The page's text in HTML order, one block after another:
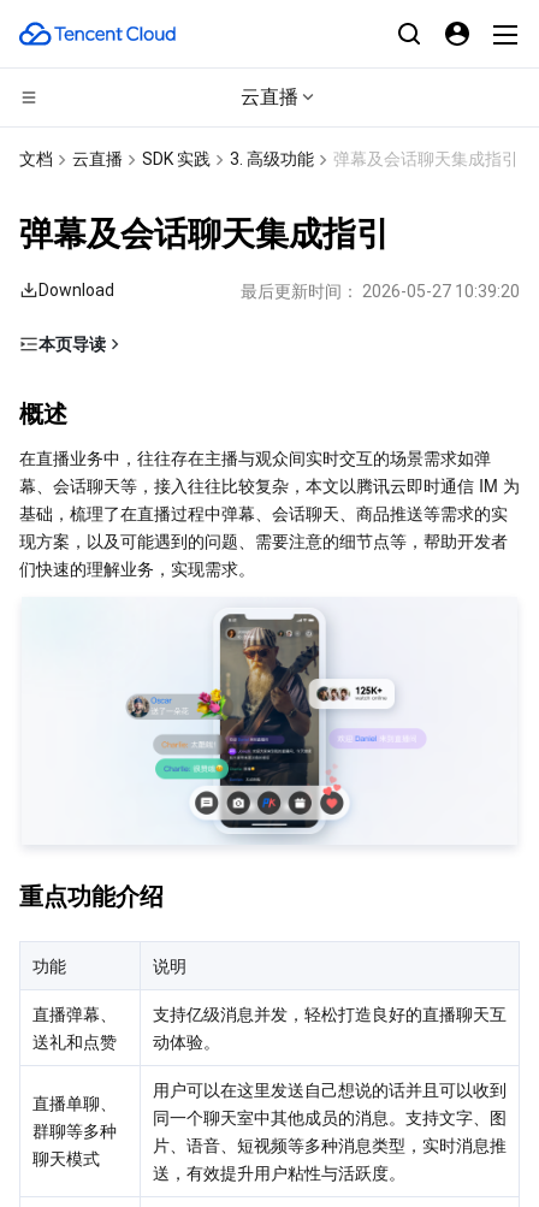
云直播
CDN与边缘平台
内容分发网络 CDN
多网聚合加速（腾讯云聚通）
云服务器
专用宿主机
弹性伸缩
边缘计算
服务网格
容器镜像服务
本地专用集群
边缘可用区
微服务
弹性微服务
Serverless
云数据库 SQL Server
关系型数据库TDSQL
TDSQL Boundless
云数据库 MongoDB
游戏数据库 TcaplusDB
云数据库 Tendis
时序数据库 CTSDB
数据传输服务
数据库专家服务
数据库智能管家 DBbrain
数据库管理中心
网络
私有网络
负载均衡
网关负载均衡
数据安全
数据安全治理中心
密钥管理系统
业务安全
文档 云直播 SDK 实践 3. 高级功能 弹幕及会话聊天集成指引
弹幕及会话聊天集成指引
Download 最后更新时间： 2026-05-27 10:39:20
本页导读
重点功能介绍
接入方法
步骤1：创建应用
步骤2：完成相关配置
步骤3：集成客户端 SDK
步骤4：直播间重要功能开发指引
概述
在直播业务中，往往存在主播与观众间实时交互的场景需求如弹
幕、会话聊天等，接入往往比较复杂，本文以腾讯云即时通信 IM 为
基础，梳理了在直播过程中弹幕、会话聊天、商品推送等需求的实
现方案，以及可能遇到的问题、需要注意的细节点等，帮助开发者
们快速的理解业务，实现需求。
重点功能介绍
功能
说明
直播弹幕、
送礼和点赞
支持亿级消息并发，轻松打造良好的直播聊天互
动体验。
直播单聊、
群聊等多种
聊天模式
用户可以在这里发送自己想说的话并且可以收到
同一个聊天室中其他成员的消息。支持文字、图
片、语音、短视频等多种消息类型，实时消息推
送，有效提升用户粘性与活跃度。